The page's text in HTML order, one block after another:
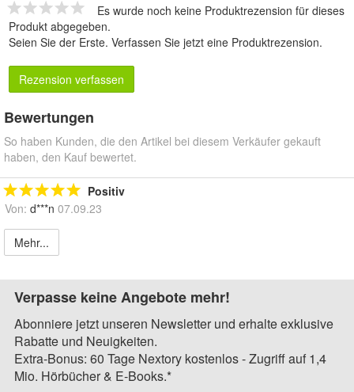
Es wurde noch keine Produktrezension für dieses
Produkt abgegeben.
Seien Sie der Erste. Verfassen Sie jetzt eine Produktrezension.
Rezension verfassen
Bewertungen
So haben Kunden, die den Artikel bei diesem Verkäufer gekauft
haben, den Kauf bewertet.
Positiv
Von: d***n 07.09.23
Mehr...
Verpasse keine Angebote mehr!
Abonniere jetzt unseren Newsletter und erhalte exklusive
Rabatte und Neuigkeiten.
Extra-Bonus: 60 Tage Nextory kostenlos - Zugriff auf 1,4
Mio. Hörbücher & E-Books.*